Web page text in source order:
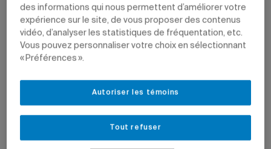
21 septembre 2023 à 14 h 57
des informations qui nous permettent d’améliorer votre
expérience sur le site, de vous proposer des contenus
vidéo, d’analyser les statistiques de fréquentation, etc.
Vous pouvez personnaliser votre choix en sélectionnant
« Préférences ».
Tout refuser
Autoriser les témoins